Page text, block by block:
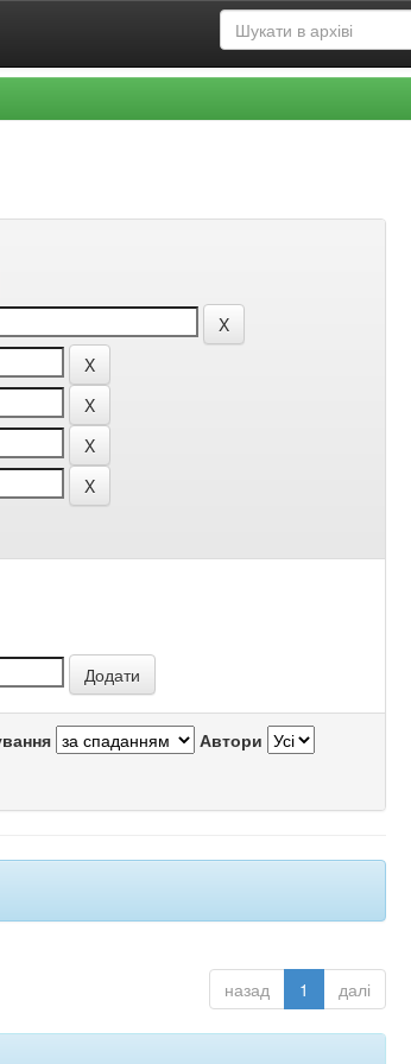
Автори
назад 1 далі